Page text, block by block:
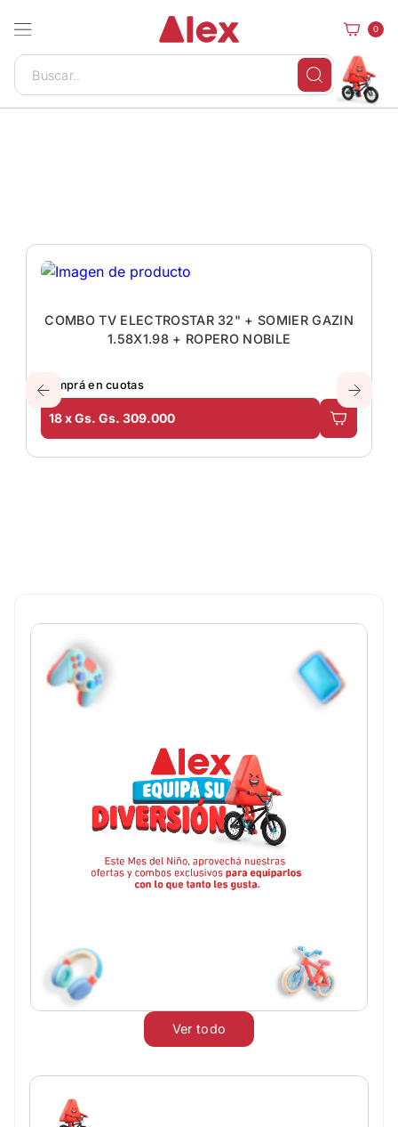
0
COMBO TV ELECTROSTAR 32" + SOMIER GAZIN
1.58X1.98 + ROPERO NOBILE
Comprá en cuotas
18 x Gs. Gs. 309.000
Ver todo